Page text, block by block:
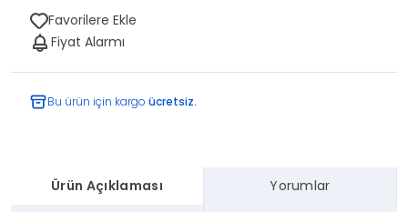
Favorilere Ekle
Fiyat Alarmı
Bu ürün için kargo ücretsiz.
Ürün Açıklaması Yorumlar